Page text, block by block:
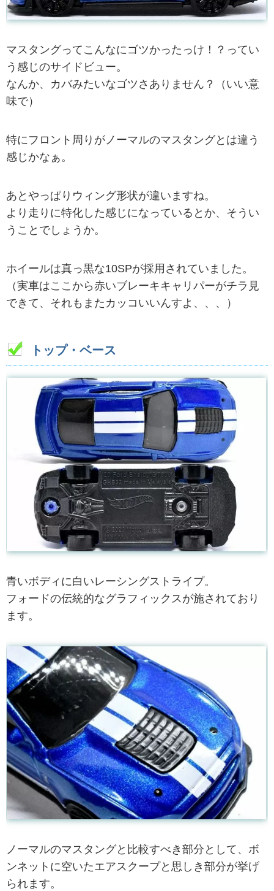
マスタングってこんなにゴツかったっけ！？ってい
う感じのサイドビュー。
なんか、カバみたいなゴツさありません？（いい意
味で）
特にフロント周りがノーマルのマスタングとは違う
感じかなぁ。
あとやっぱりウィング形状が違いますね。
より走りに特化した感じになっているとか、そうい
うことでしょうか。
ホイールは真っ黒な10SPが採用されていました。
（実車はここから赤いブレーキキャリパーがチラ見
できて、それもまたカッコいいんすよ、、、）
トップ・ベース
青いボディに白いレーシングストライプ。
フォードの伝統的なグラフィックスが施されており
ます。
ノーマルのマスタングと比較すべき部分として、ボ
ンネットに空いたエアスクープと思しき部分が挙げ
られます。